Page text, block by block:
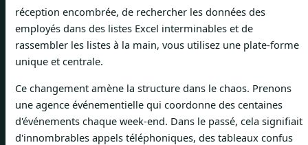
réception encombrée, de rechercher les données des
employés dans des listes Excel interminables et de
rassembler les listes à la main, vous utilisez une plate-forme
unique et centrale.
Ce changement amène la structure dans le chaos. Prenons
une agence événementielle qui coordonne des centaines
d'événements chaque week-end. Dans le passé, cela signifiait
d'innombrables appels téléphoniques, des tableaux confus